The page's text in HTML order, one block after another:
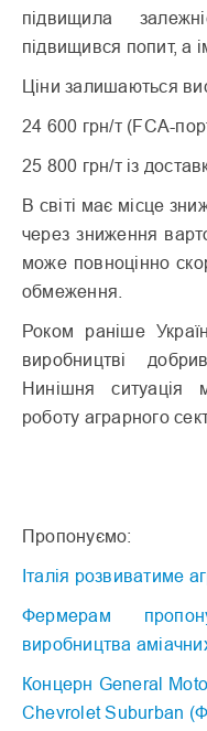
підвищила
підвищився попит, а
Ціни залишаються
24 600 грн/т (FCA-
25 800 грн/т із
В світі має місце
через зниження
може повноцінно
обмеження.
Роком раніше
виробництві
Нинішня ситуація
роботу аграрного
Пропонуємо:
Італія розвиватиме
Фермерам
виробництва
Концерн General
Chevrolet Suburban